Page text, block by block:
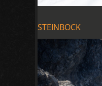
STEINBOCK